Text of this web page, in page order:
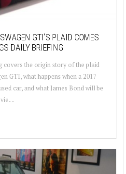
GTI’S PLAID COMES
DAILY BRIEFING
covers the origin story of the plaid
GTI, what happens when a 2017
car, and what James Bond will be